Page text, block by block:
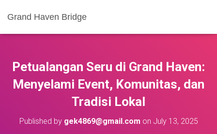
Grand Haven Bridge
Petualangan Seru di Grand Haven:
Menyelami Event, Komunitas, dan
Tradisi Lokal
Published by gek4869@gmail.com on July 13, 2025